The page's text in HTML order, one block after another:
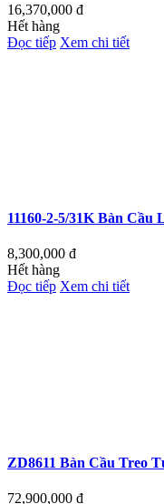
16,370,000 đ
Hết hàng
Đọc tiếp Xem chi tiết
11160-2-5/31K Bàn Cầu
8,300,000 đ
Hết hàng
Đọc tiếp Xem chi tiết
ZD8611 Bàn Cầu Treo
72,900,000 đ